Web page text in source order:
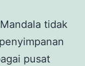
tidak
pusat